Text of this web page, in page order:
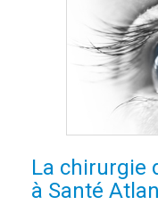
La chirurgie
à Santé